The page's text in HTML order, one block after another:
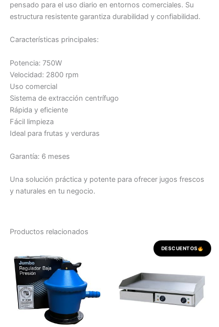
pensado para el uso diario en entornos comerciales. Su
estructura resistente garantiza durabilidad y confiabilidad.
Características principales:
Potencia: 750W
Velocidad: 2800 rpm
Uso comercial
Sistema de extracción centrífugo
Rápida y eficiente
Fácil limpieza
Ideal para frutas y verduras
Garantía: 6 meses
Una solución práctica y potente para ofrecer jugos frescos
y naturales en tu negocio.
Productos relacionados
DESCUENTOS
El
El
precio